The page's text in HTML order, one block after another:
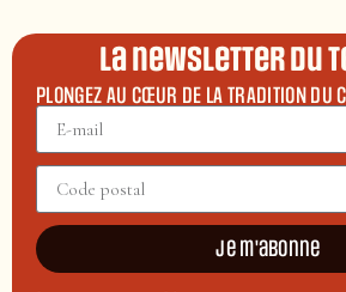
La newsletter du
PLONGEZ AU CŒUR DE LA TRADITION DU
Je m'abonne